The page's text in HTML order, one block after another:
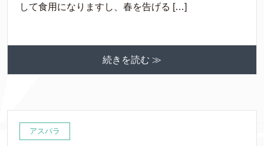
して食用になりますし、春を告げる […]
続きを読む ≫
アスパラ